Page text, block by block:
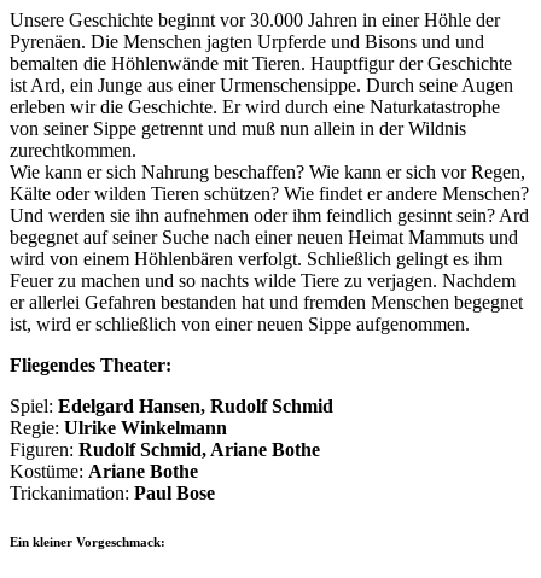
Unsere Geschichte beginnt vor 30.000 Jahren in einer Höhle der
Pyrenäen. Die Menschen jagten Urpferde und Bisons und und
bemalten die Höhlenwände mit Tieren. Hauptfigur der Geschichte
ist Ard, ein Junge aus einer Urmenschensippe. Durch seine Augen
erleben wir die Geschichte. Er wird durch eine Naturkatastrophe
von seiner Sippe getrennt und muß nun allein in der Wildnis
zurechtkommen.
Wie kann er sich Nahrung beschaffen? Wie kann er sich vor Regen,
Kälte oder wilden Tieren schützen? Wie findet er andere Menschen?
Und werden sie ihn aufnehmen oder ihm feindlich gesinnt sein? Ard
begegnet auf seiner Suche nach einer neuen Heimat Mammuts und
wird von einem Höhlenbären verfolgt. Schließlich gelingt es ihm
Feuer zu machen und so nachts wilde Tiere zu verjagen. Nachdem
er allerlei Gefahren bestanden hat und fremden Menschen begegnet
ist, wird er schließlich von einer neuen Sippe aufgenommen.
Fliegendes Theater:
Spiel: Edelgard Hansen, Rudolf Schmid
Regie: Ulrike Winkelmann
Figuren: Rudolf Schmid, Ariane Bothe
Kostüme: Ariane Bothe
Trickanimation: Paul Bose
Ein kleiner Vorgeschmack: